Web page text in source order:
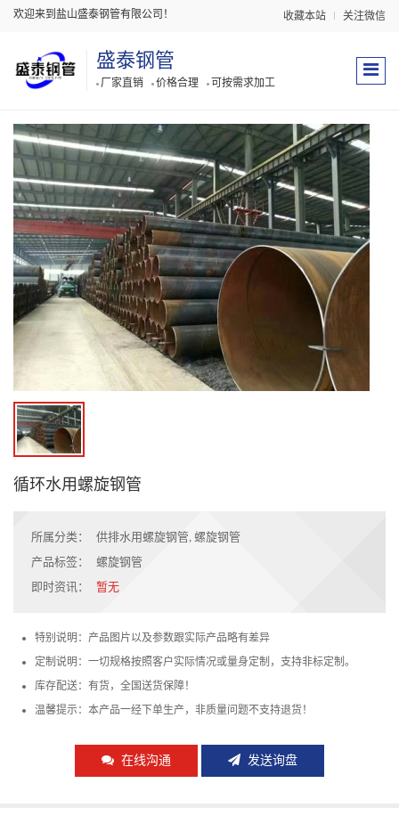
欢迎来到盐山盛泰钢管有限公司！ 收藏本站 关注微信
盛泰钢管
厂家直销 价格合理 可按需求加工
循环水用螺旋钢管
所属分类： 供排水用螺旋钢管, 螺旋钢管
产品标签：
螺旋钢管
即时资讯：
暂无
特别说明：产品图片以及参数跟实际产品略有差异
定制说明：一切规格按照客户实际情况或量身定制，支持非标定制。
库存配送：有货，全国送货保障！
温馨提示：本产品一经下单生产，非质量问题不支持退货！
在线沟通 发送询盘